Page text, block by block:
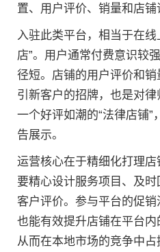
置、用户评价、销量和店铺
入驻此类平台，相当于在线
店”。用户通常付费意识较
径短。店铺的用户评价和
引新客户的招牌，也是对律
一个好评如潮的“法律店铺
告展示。
运营核心在于精细化打理
要精心设计服务项目、及
客户评价。参与平台的促销
也能有效提升店铺在平台内
从而在本地市场的竞争中占